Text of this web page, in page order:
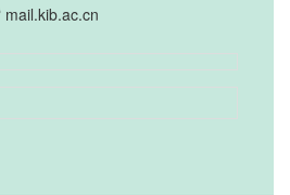
mail.kib.ac.cn